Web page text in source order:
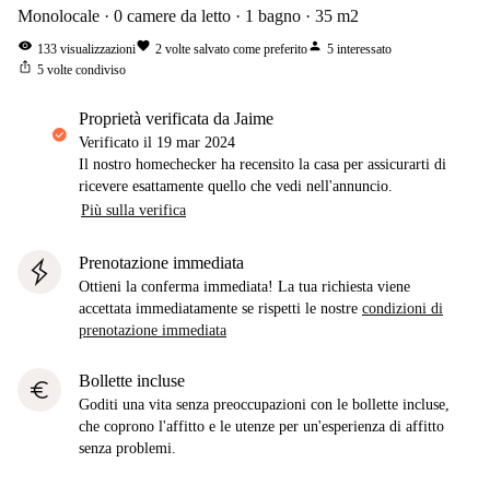
Monolocale 0 camere da letto 1 bagno 35 m2
visibility 133 visualizzazionifavorite 2 volte salvato come preferitoperson 5 interessato
ios_share 5 volte condiviso
proprietà verificata da Jaime
Verificato il 19 mar 2024
Il nostro homechecker ha recensito la casa per assicurarti di
ricevere esattamente quello che vedi nell'annuncio.
Più sulla verifica
Prenotazione immediata
Ottieni la conferma immediata! La tua richiesta viene
accettata immediatamente se rispetti le nostre condizioni di
prenotazione immediata
euro Bollette incluse
Goditi una vita senza preoccupazioni con le bollette incluse,
che coprono l'affitto e le utenze per un'esperienza di affitto
senza problemi.